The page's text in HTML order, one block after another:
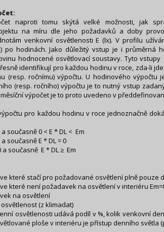
naproti tomu skýtá velké možnosti, jak
na míru dle jeho požadavků a doby
venkovní osvětlenosti E (lx). V profilu
po hodinách. Jako důležitý vstup je i průměrná
hodnocené osvětlovací soustavy. Tyto
identifikují pro každou hodinu v roce, zda-li
(resp. ročnímu) výpočtu. U hodinového
(resp. ročního) výpočtu je to nutný vstup
výpočet je to proto uvedeno v
pro každou hodinu v roce jednoznačně
současně 0 < E * DL < Em
současně E * DL = 0
a současně E * DL ≥ Em
které stačí pro požadované osvětlení plně pouze
které není požadavek na osvětlení v interiéru
na osvětlení
(z klimadat)
osvětlenosti udává podíl v %, kolik venkovní
ploše v interiéru je přístup denního světla